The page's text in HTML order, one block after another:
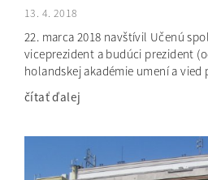
13. 4. 2018
22. marca 2018 navštívil Učenú
viceprezident a budúci prezident
holandskej akadémie umení a
čítať ďalej